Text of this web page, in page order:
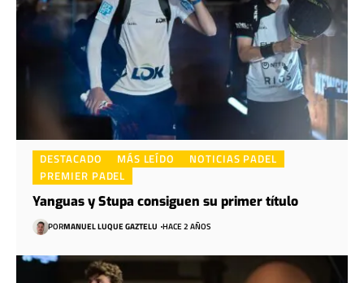
DESTACADO MÁS LEÍDO
NOTICIAS PADEL
PREMIER PADEL
Yanguas y Stupa consiguen su primer título
PORMANUEL LUQUE GAZTELU HACE 2 AÑOS